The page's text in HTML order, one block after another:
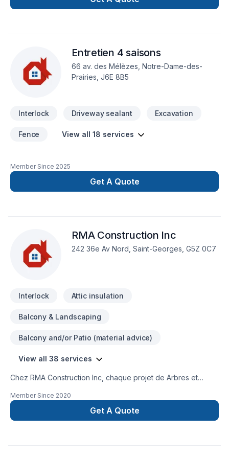
Entretien 4 saisons
66 av. des Mélèzes, Notre-Dame-des-
Prairies, J6E 8B5
Interlock Driveway sealant Excavation
Fence View all 18 services
Member Since 2025
Get A Quote
RMA Construction Inc
242 36e Av Nord, Saint-Georges, G5Z 0C7
Interlock Attic insulation
Balcony & Landscaping
Balcony and/or Patio (material advice)
View all 38 services
Chez RMA Construction Inc, chaque projet de Arbres et
Excavation, Gouttières, Gypse, Isolation, Isolation entre-toît,
Isolation mur, Muret, Patio, Pavé uni, Paysagement, Peinture,
Peinture extérieur, Plancher, Portes et fenêtres, Revêtement
Member Since 2020
Get A Quote